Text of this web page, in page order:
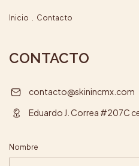
Inicio . Contacto
CONTACTO
contacto@skinincmx.com
Eduardo J. Correa #207C
Nombre